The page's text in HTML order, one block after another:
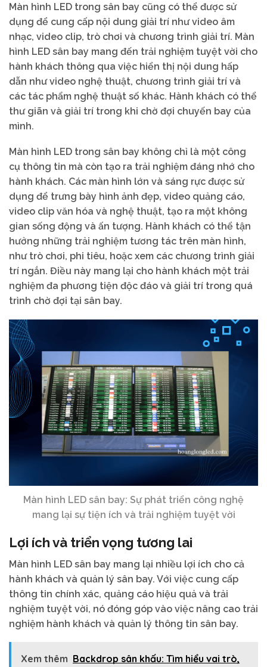
Màn hình LED trong sân bay cũng có thể được sử
dụng để cung cấp nội dung giải trí như video âm
nhạc, video clip, trò chơi và chương trình giải trí. Màn
hình LED sân bay mang đến trải nghiệm tuyệt vời cho
hành khách thông qua việc hiển thị nội dung hấp
dẫn như video nghệ thuật, chương trình giải trí và
các tác phẩm nghệ thuật số khác. Hành khách có thể
thư giãn và giải trí trong khi chờ đợi chuyến bay của
mình.
Màn hình LED trong sân bay không chỉ là một công
cụ thông tin mà còn tạo ra trải nghiệm đáng nhớ cho
hành khách. Các màn hình lớn và sáng rực được sử
dụng để trưng bày hình ảnh đẹp, video quảng cáo,
video clip văn hóa và nghệ thuật, tạo ra một không
gian sống động và ấn tượng. Hành khách có thể tận
hưởng những trải nghiệm tương tác trên màn hình,
như trò chơi, phi tiêu, hoặc xem các chương trình giải
trí ngắn. Điều này mang lại cho hành khách một trải
nghiệm đa phương tiện độc đáo và giải trí trong quá
trình chờ đợi tại sân bay.
Màn hình LED sân bay: Sự phát triển công nghệ
mang lại sự tiện ích và trải nghiệm tuyệt vời
Lợi ích và triển vọng tương lai
Màn hình LED sân bay mang lại nhiều lợi ích cho cả
hành khách và quản lý sân bay. Với việc cung cấp
thông tin chính xác, quảng cáo hiệu quả và trải
nghiệm tuyệt vời, nó đóng góp vào việc nâng cao trải
nghiệm hành khách và quản lý thông tin sân bay.
Xem thêm Backdrop sân khấu: Tìm hiểu vai trò,